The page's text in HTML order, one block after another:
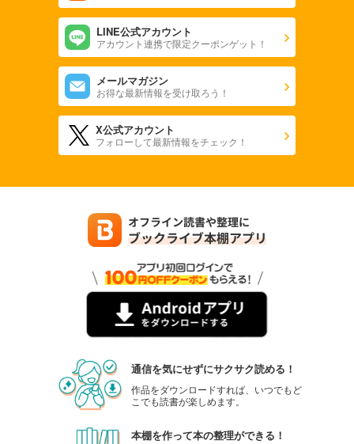
LINE公式アカウント
アカウント連携で限定クーポンゲット！
メールマガジン
お得な最新情報を受け取ろう！
X公式アカウント
フォローして最新情報をチェック！
通信を気にせずにサクサク読める！
作品をダウンロードすれば、いつでもど
こでも読書が楽しめます。
本棚を作って本の整理ができる！